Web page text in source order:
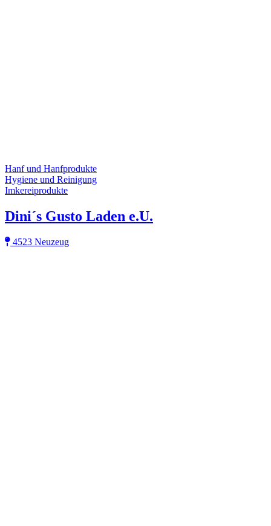
Hanf und Hanfprodukte
Hygiene und Reinigung
Imkereiprodukte
Dini´s Gusto Laden e.U.
4523 Neuzeug